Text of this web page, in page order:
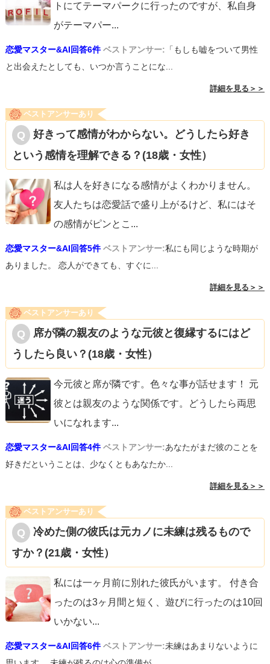
トにてテーマパークに行ったのですが、私自身
がテーマパー...
恋愛マスター&AI回答6件 ベストアンサー: 「もしも嘘をついて男性
と出会えたとしても、いつか言うことにな...
詳細を見る＞＞
ベストアンサーあり
好きって感情がわからない。どうしたら好き
という感情を理解できる？(18歳・女性）
私は人を好きになる感情がよくわかりません。
友人たちは恋愛話で盛り上がるけど、私にはそ
の感情がピンとこ ...
恋愛マスター&AI回答5件 ベストアンサー:私にも同じような時期が
ありました。 恋人ができても、すぐに...
詳細を見る＞＞
ベストアンサーあり
席が隣の親友のような元彼と復縁するにはど
うしたら良い？(18歳・女性）
今元彼と席が隣です。色々な事が話せます！ 元
彼とは親友のような関係です。どうしたら両思
いになれます...
恋愛マスター&AI回答4件 ベストアンサー:あなたがまだ彼のことを
好きだということは、少なくともあなたか...
詳細を見る＞＞
ベストアンサーあり
冷めた側の彼氏は元カノに未練は残るもので
すか？(21歳・女性）
私には一ヶ月前に別れた彼氏がいます。 付き合
ったのは3ヶ月間と短く、遊びに行ったのは10回
いかない...
恋愛マスター&AI回答6件 ベストアンサー:未練はあまりないように